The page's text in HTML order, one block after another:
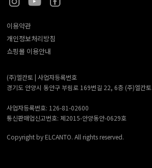
이용약관
개인정보처리방침
쇼핑몰 이용안내
(주)엘칸토 | 사업자등록번호
경기도 안양시 동안구 부림로 169번길 22, 6층 (주)엘칸토
사업자등록번호: 126-81-02600
통신판매업신고번호: 제2015-안양동안-0629호
Copyright by ELCANTO. All rights reserved.